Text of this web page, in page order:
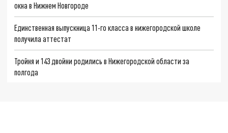
окна в Нижнем Новгороде
Единственная выпускница 11-го класса в нижегородской школе
получила аттестат
Тройня и 143 двойни родились в Нижегородской области за
полгода